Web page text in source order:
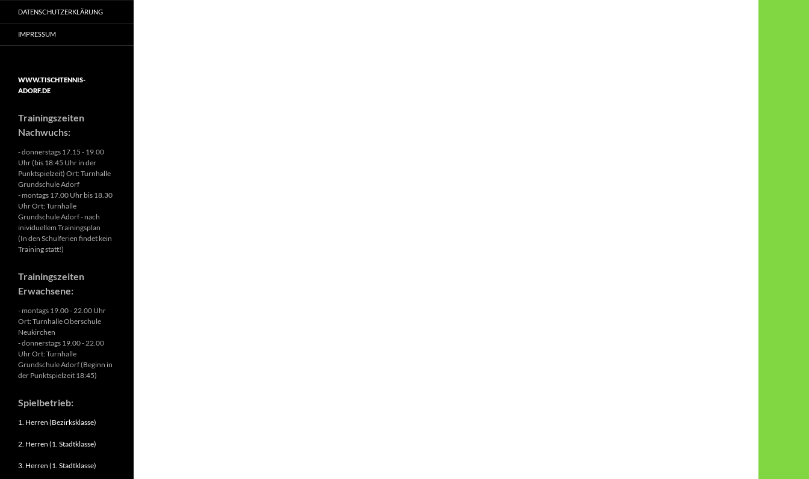
DATENSCHUTZERKLÄRUNG
IMPRESSUM
WWW.TISCHTENNIS-
ADORF.DE
Trainingszeiten
Nachwuchs:
- donnerstags 17.15 - 19.00
Uhr (bis 18:45 Uhr in der
Punktspielzeit) Ort: Turnhalle
Grundschule Adorf
- montags 17.00 Uhr bis 18.30
Uhr Ort: Turnhalle
Grundschule Adorf - nach
inividuellem Trainingsplan
(In den Schulferien findet kein
Training statt!)
Trainingszeiten
Erwachsene:
- montags 19.00 - 22.00 Uhr
Ort: Turnhalle Oberschule
Neukirchen
- donnerstags 19.00 - 22.00
Uhr Ort: Turnhalle
Grundschule Adorf (Beginn in
der Punktspielzeit 18:45)
Spielbetrieb:
1. Herren (Bezirksklasse)
2. Herren (1. Stadtklasse)
3. Herren (1. Stadtklasse)